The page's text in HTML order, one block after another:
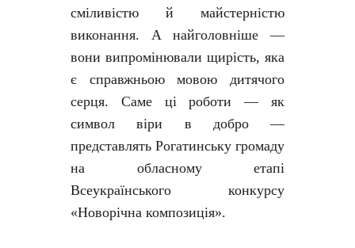
сміливістю й майстерністю
виконання. А найголовніше —
вони випромінювали щирість, яка
є справжньою мовою дитячого
серця. Саме ці роботи — як
символ віри в добро —
представлять Рогатинську громаду
на обласному етапі
Всеукраїнського конкурсу
«Новорічна композиція».